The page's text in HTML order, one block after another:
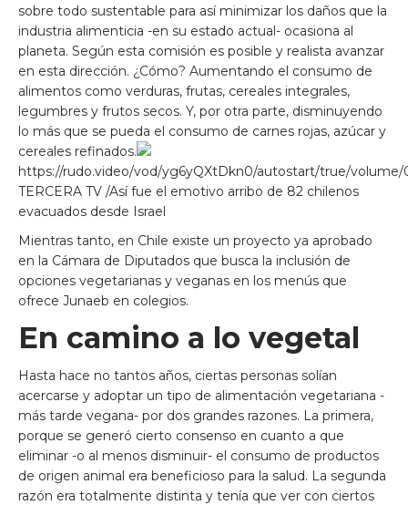
sobre todo sustentable para así minimizar los daños que la
industria alimenticia -en su estado actual- ocasiona al
planeta. Según esta comisión es posible y realista avanzar
en esta dirección. ¿Cómo? Aumentando el consumo de
alimentos como verduras, frutas, cereales integrales,
legumbres y frutos secos. Y, por otra parte, disminuyendo
lo más que se pueda el consumo de carnes rojas, azúcar y
cereales refinados.
https://rudo.video/vod/yg6yQXtDkn0/autostart/true/volume/
TERCERA TV /Así fue el emotivo arribo de 82 chilenos
evacuados desde Israel
Mientras tanto, en Chile existe un proyecto ya aprobado
en la Cámara de Diputados que busca la inclusión de
opciones vegetarianas y veganas en los menús que
ofrece Junaeb en colegios.
En camino a lo vegetal
Hasta hace no tantos años, ciertas personas solían
acercarse y adoptar un tipo de alimentación vegetariana -
más tarde vegana- por dos grandes razones. La primera,
porque se generó cierto consenso en cuanto a que
eliminar -o al menos disminuir- el consumo de productos
de origen animal era beneficioso para la salud. La segunda
razón era totalmente distinta y tenía que ver con ciertos